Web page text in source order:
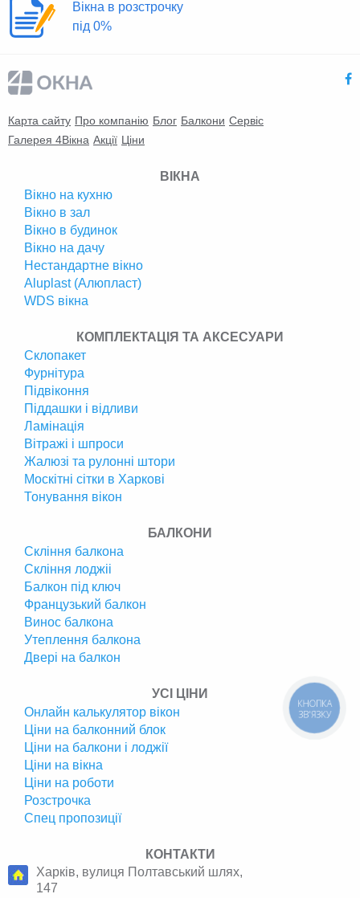
Вікна в розстрочку
під 0%
Карта сайту Про компанію Блог Балкони Сервіс
Галерея 4Вікна Акції Ціни
ВІКНА
Вікно на кухню
Вікно в зал
Вікно в будинок
Вікно на дачу
Нестандартне вікно
Аluplast (Алюпласт)
WDS вікна
КОМПЛЕКТАЦІЯ ТА АКСЕСУАРИ
Склопакет
Фурнітура
Підвіконня
Піддашки і відливи
Ламінація
Вітражі і шпроси
Жалюзі та рулонні штори
Москітні сітки в Харкові
Тонування вікон
БАЛКОНИ
Скління балкона
Скління лоджіі
Балкон під ключ
Французький балкон
Винос балкона
Утеплення балкона
Двері на балкон
УСІ ЦІНИ
Онлайн калькулятор вікон
Ціни на балконний блок
Ціни на балкони і лоджії
Ціни на вікна
Ціни на роботи
Розстрочка
Спец пропозиції
КОНТАКТИ
Харків, вулиця Полтавський шлях,
147
КНОПКА
ЗВ'ЯЗКУ